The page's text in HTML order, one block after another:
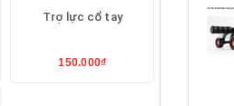
Trợ lực cổ tay
150.000₫